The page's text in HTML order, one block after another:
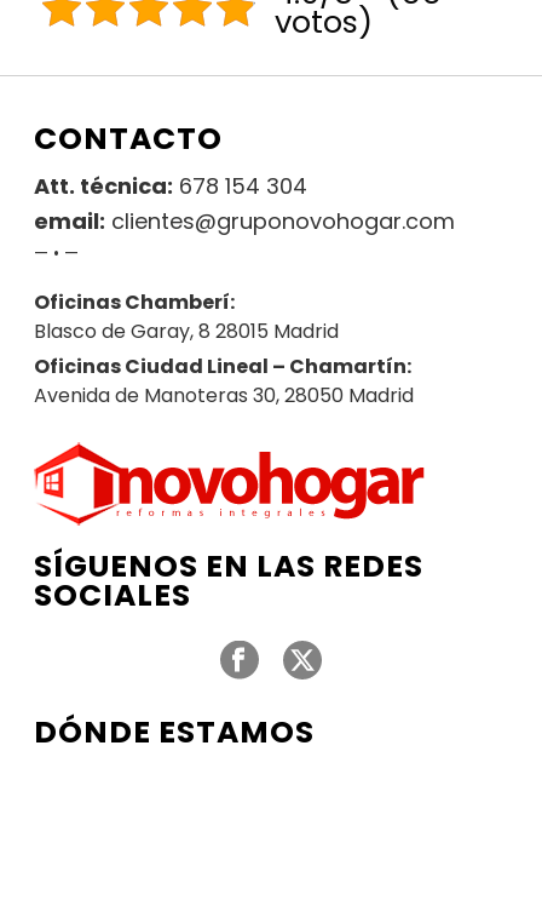
votos)
CONTACTO
Att. técnica: 678 154 304
email: clientes@gruponovohogar.com
— • —
Oficinas Chamberí:
Blasco de Garay, 8 28015 Madrid
Oficinas Ciudad Lineal – Chamartín:
Avenida de Manoteras 30, 28050 Madrid
SÍGUENOS EN LAS REDES
SOCIALES
DÓNDE ESTAMOS